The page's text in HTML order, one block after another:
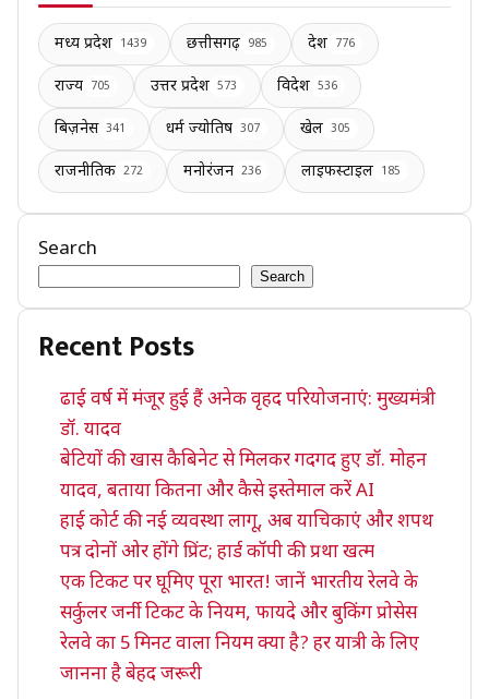
मध्य प्रदेश 1439 छत्तीसगढ़ 985 देश 776
राज्य 705 उत्तर प्रदेश 573 विदेश 536
बिज़नेस 341 धर्म ज्योतिष 307 खेल 305
राजनीतिक 272 मनोरंजन 236 लाइफस्टाइल 185
Search
Search
Recent Posts
ढाई वर्ष में मंजूर हुई हैं अनेक वृहद परियोजनाएं: मुख्यमंत्री
डॉ. यादव
बेटियों की खास कैबिनेट से मिलकर गदगद हुए डॉ. मोहन
यादव, बताया कितना और कैसे इस्तेमाल करें AI
हाई कोर्ट की नई व्यवस्था लागू, अब याचिकाएं और शपथ
पत्र दोनों ओर होंगे प्रिंट; हार्ड कॉपी की प्रथा खत्म
एक टिकट पर घूमिए पूरा भारत! जानें भारतीय रेलवे के
सर्कुलर जर्नी टिकट के नियम, फायदे और बुकिंग प्रोसेस
रेलवे का 5 मिनट वाला नियम क्या है? हर यात्री के लिए
जानना है बेहद जरूरी